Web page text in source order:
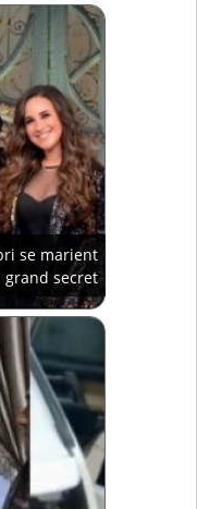
se marient
grand secret